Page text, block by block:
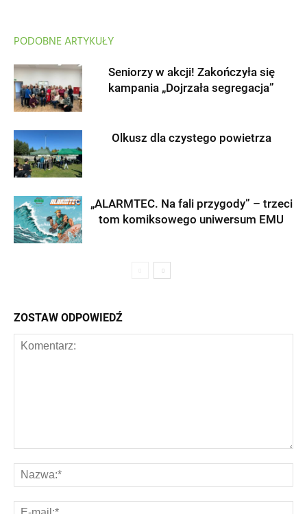
PODOBNE ARTYKUŁY
Seniorzy w akcji! Zakończyła się
kampania „Dojrzała segregacja”
Olkusz dla czystego powietrza
„ALARMTEC. Na fali przygody” – trzeci
tom komiksowego uniwersum EMU
ZOSTAW ODPOWIEDŹ